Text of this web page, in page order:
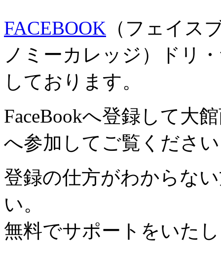
FACEBOOK （フェイス
ノミーカレッジ）ドリ
しております。
FaceBookへ登録して大
へ参加してご覧くださ
登録の仕方がわからな
い。
無料でサポートをいた